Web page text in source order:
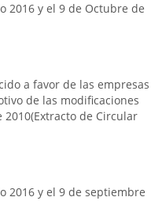
2016 y el 9 de Octubre de
a favor de las empresas
de las modificaciones
2010(Extracto de Circular
2016 y el 9 de septiembre